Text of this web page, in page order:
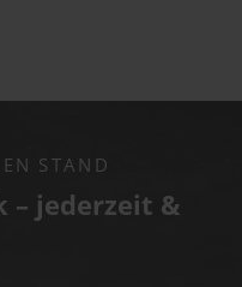
STAND
– jederzeit &